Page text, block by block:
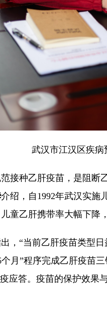
武汉市江汉区疾
接种乙肝疫苗，是阻断
介绍，自1992年武汉实施
童乙肝携带率大幅下降
，“当前乙肝疫苗类型日
月”程序完成乙肝疫苗
应答。疫苗的保护效